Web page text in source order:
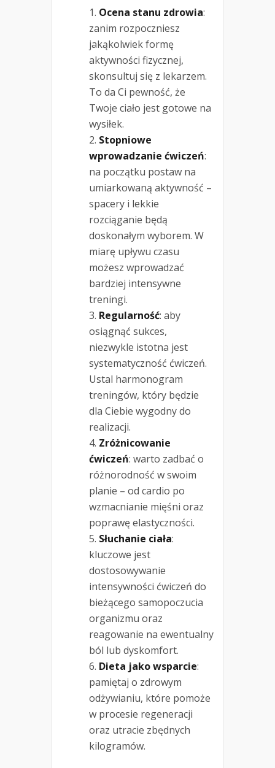
Ocena stanu zdrowia:
zanim rozpoczniesz
jakąkolwiek formę
aktywności fizycznej,
skonsultuj się z lekarzem.
To da Ci pewność, że
Twoje ciało jest gotowe na
wysiłek.
Stopniowe
wprowadzanie ćwiczeń:
na początku postaw na
umiarkowaną aktywność –
spacery i lekkie
rozciąganie będą
doskonałym wyborem. W
miarę upływu czasu
możesz wprowadzać
bardziej intensywne
treningi.
Regularność: aby
osiągnąć sukces,
niezwykle istotna jest
systematyczność ćwiczeń.
Ustal harmonogram
treningów, który będzie
dla Ciebie wygodny do
realizacji.
Zróżnicowanie
ćwiczeń: warto zadbać o
różnorodność w swoim
planie – od cardio po
wzmacnianie mięśni oraz
poprawę elastyczności.
Słuchanie ciała:
kluczowe jest
dostosowywanie
intensywności ćwiczeń do
bieżącego samopoczucia
organizmu oraz
reagowanie na ewentualny
ból lub dyskomfort.
Dieta jako wsparcie:
pamiętaj o zdrowym
odżywianiu, które pomoże
w procesie regeneracji
oraz utracie zbędnych
kilogramów.